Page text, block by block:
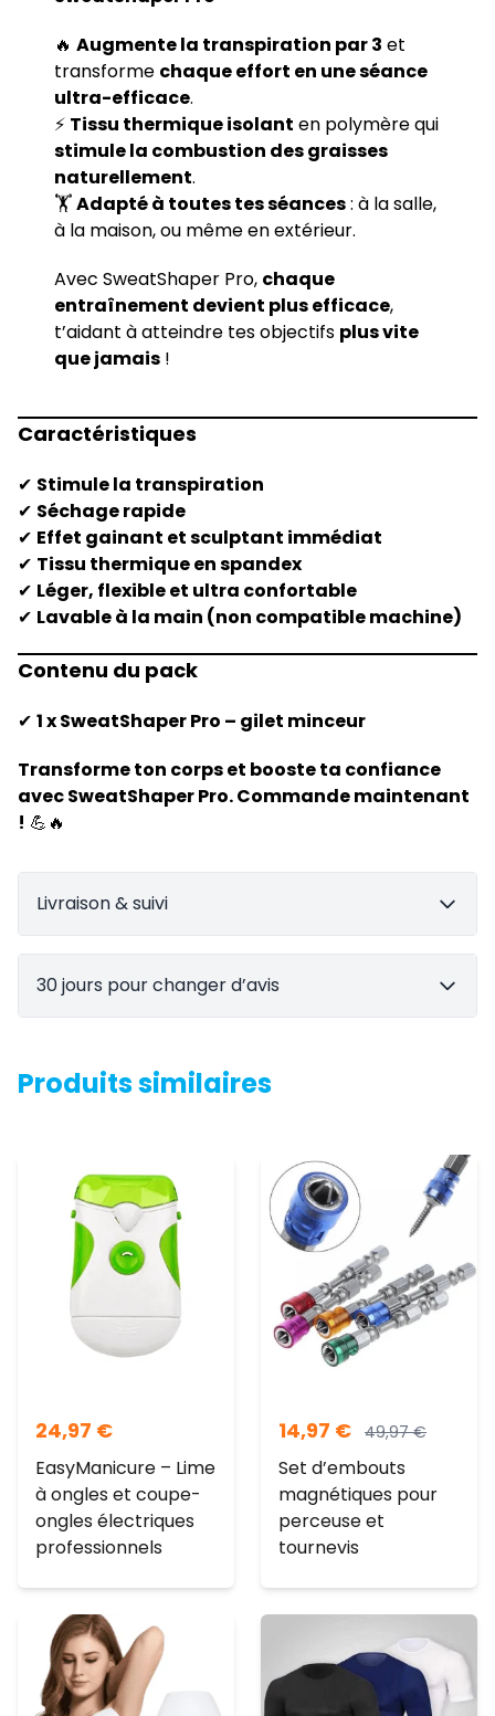
🔥Augmente la transpiration par 3 et
transforme chaque effort en une séance
ultra-efficace.
⚡ Tissu thermique isolant en polymère qui
stimule la combustion des graisses
naturellement.
🏋️Adapté à toutes tes séances: à la salle,
à la maison, ou même en extérieur.
Avec SweatShaper Pro, chaque
entraînement devient plus efficace,
t’aidant à atteindre tes objectifs plus vite
que jamais !
Caractéristiques
✔ Stimule la transpiration
✔ Séchage rapide
✔ Effet gainant et sculptant immédiat
✔ Tissu thermique en spandex
✔ Léger, flexible et ultra confortable
✔ Lavable à la main (non compatible machine)
Contenu du pack
✔ 1 x SweatShaper Pro – gilet minceur
Transforme ton corps et booste ta confiance
avec SweatShaper Pro. Commande maintenant
! 💪🔥
Livraison & suivi
30 jours pour changer d’avis
Produits similaires
24,97 €
EasyManicure – Lime
à ongles et coupe-
ongles électriques
professionnels
14,97 € 49,97€
Set d’embouts
magnétiques pour
perceuse et
tournevis